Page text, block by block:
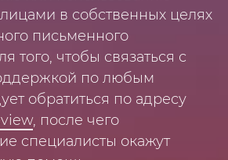
в собственных целях
письменного
того, чтобы связаться с
по любым
обратиться по адресу
, после чего
специалисты окажут